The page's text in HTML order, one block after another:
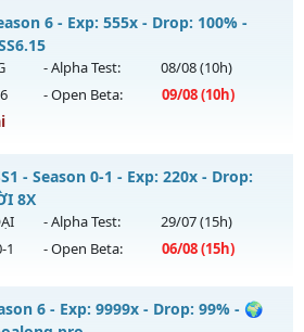
- Mở máy chủ
6 - Exp: 555x - Drop: 100% -
- Alpha Test: 08/08(10h)
- Open Beta: 09/08(10h)
- Mở máy chủ
đồ mới
- Season 0-1 - Exp: 220x - Drop:
8X
- Alpha Test: 29/07(15h)
1 - Open Beta: 06/08(15h)
- MU TRỞ VỀ THỜI 8X
6 - Exp: 9999x - Drop: 99% - 🌍